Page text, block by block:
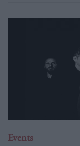
Events